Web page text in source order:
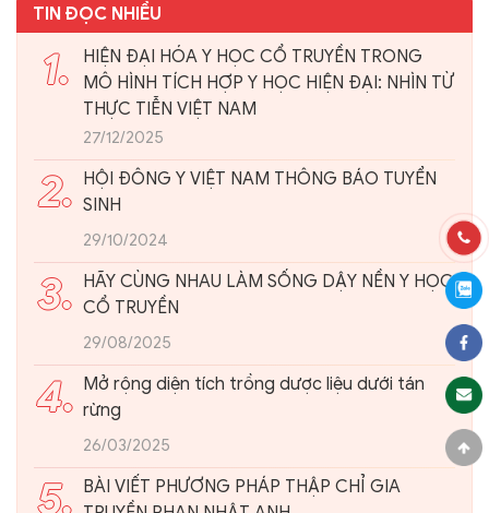
TIN ĐỌC NHIỀU
1.
HIỆN ĐẠI HÓA Y HỌC CỔ TRUYỀN TRONG
MÔ HÌNH TÍCH HỢP Y HỌC HIỆN ĐẠI: NHÌN TỪ
THỰC TIỄN VIỆT NAM
27/12/2025
2. HỘI ĐÔNG Y VIỆT NAM THÔNG BÁO TUYỂN
SINH
29/10/2024
3. HÃY CÙNG NHAU LÀM SỐNG DẬY NỀN Y HỌC
CỔ TRUYỀN
29/08/2025
4. Mở rộng diện tích trồng dược liệu dưới tán
rừng
26/03/2025
5. BÀI VIẾT PHƯƠNG PHÁP THẬP CHỈ GIA